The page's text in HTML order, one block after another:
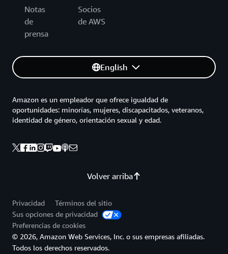
Notas
de
prensa
Socios
de AWS
English
Volver arriba
Amazon es un empleador que ofrece igualdad de
oportunidades: minorías, mujeres, discapacitados, veteranos,
identidad de género, orientación sexual y edad.
Privacidad
Términos del sitio
Sus opciones de privacidad
Preferencias de cookies
© 2026, Amazon Web Services, Inc. o sus empresas afiliadas.
Todos los derechos reservados.